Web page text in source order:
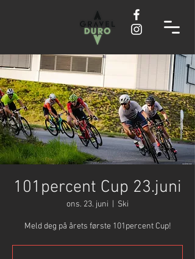
101percent Cup 23.juni
ons. 23. juni Ski
Meld deg på årets første 101percent Cup!